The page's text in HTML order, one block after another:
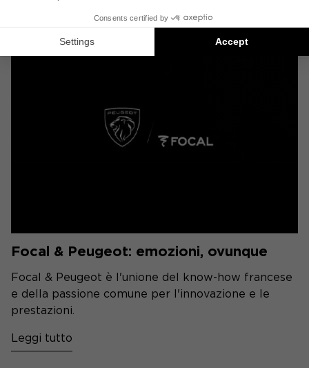
Focal & Peugeot: emozioni, ovunque
Focal & Peugeot è l'unione del know-how francese
e della passione comune per l'innovazione e le
prestazioni.
Leggi tutto